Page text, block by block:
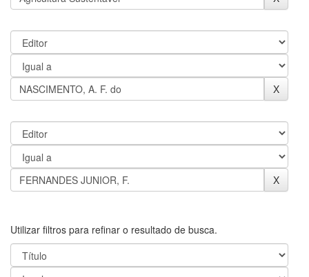
Utilizar filtros para refinar o resultado de busca.